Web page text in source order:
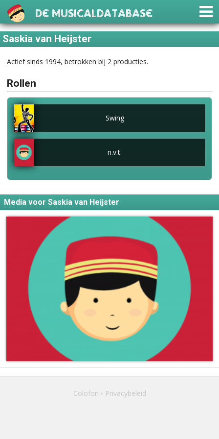
De Musicaldatabase
Saskia van Heijster
Actief sinds 1994, betrokken bij 2 producties.
Rollen
Swing
n.v.t.
Media voor Saskia van Heijster
Colofon Privacybeleid